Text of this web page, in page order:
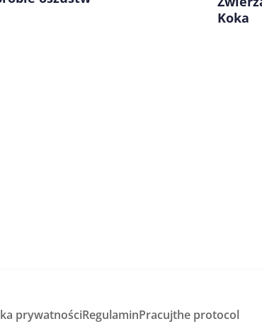
Koka
prywatnościRegulaminPracujthe protocol